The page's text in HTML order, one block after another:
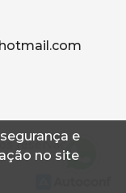
e
no site
reservados.